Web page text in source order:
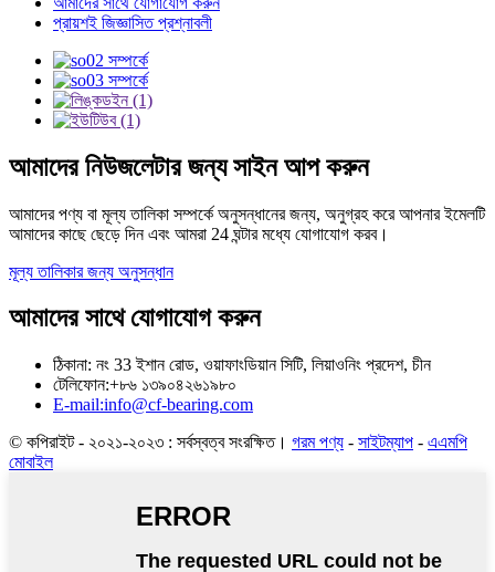
প্রায়শই জিজ্ঞাসিত প্রশ্নাবলী
আমাদের নিউজলেটার জন্য সাইন আপ করুন
আমাদের পণ্য বা মূল্য তালিকা সম্পর্কে অনুসন্ধানের জন্য, অনুগ্রহ করে আপনার ইমেলটি
আমাদের কাছে ছেড়ে দিন এবং আমরা 24 ঘন্টার মধ্যে যোগাযোগ করব।
মূল্য তালিকার জন্য অনুসন্ধান
আমাদের সাথে যোগাযোগ করুন
ঠিকানা: নং 33 ইশান রোড, ওয়াফাংডিয়ান সিটি, লিয়াওনিং প্রদেশ, চীন
টেলিফোন:+৮৬ ১৩৯০৪২৬১৯৮০
E-mail:info@cf-bearing.com
© কপিরাইট - ২০২১-২০২৩ : সর্বস্বত্ব সংরক্ষিত। গরম পণ্য - সাইটম্যাপ - এএমপি
মোবাইল